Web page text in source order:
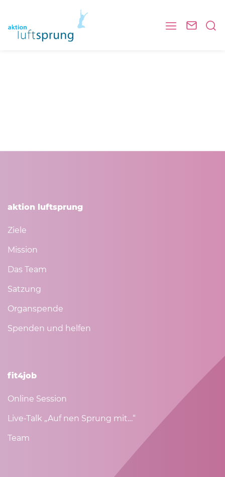
aktion luftsprung
Ziele
Mission
Das Team
Satzung
Organspende
Spenden und helfen
fit4job
Online Session
Live-Talk „Auf nen Sprung mit…“
Team